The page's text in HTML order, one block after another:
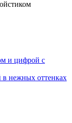
нежных оттенках